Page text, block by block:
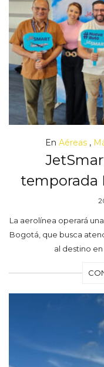
En Aéreas,
temporada
La aerolínea operará
Bogotá, que busca
al destino